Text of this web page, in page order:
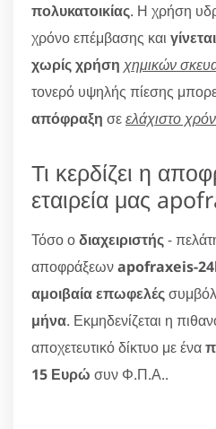
πολυκατοικίας. Η χρήση
χρόνο επέμβασης και
χωρίς χρήση χημικών
τονερό υψηλής πίεσης
απόφραξη σεελάχιστο
Τι κερδίζει η
εταιρεία μας
Τόσο οδιαχειριστής-
αποφράξεωνapofraxeis-
αμοιβαία επωφελές
μήνα. Εκμηδενίζεται η
αποχετευτικό δίκτυο με ένα
15 Ευρώ συν Φ.Π.Α..